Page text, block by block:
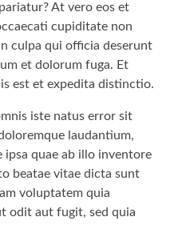
At vero eos et
cupiditate non
culpa qui officia deserunt
et dolorum fuga. Et
est et expedita distinctio.
iste natus error sit
laudantium,
ipsa quae ab illo inventore
beatae vitae dicta sunt
voluptatem quia
odit aut fugit, sed quia